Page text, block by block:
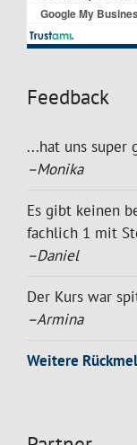
Feedback
...hat uns super
–Monika
Es gibt keinen
fachlich 1 mit
–Daniel
Der Kurs war
–Armina
Weitere